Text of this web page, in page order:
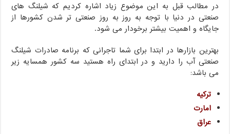
در مطالب قبل به این موضوع زیاد اشاره کردیم که شیلنگ های
صنعتی در دنیا با توجه به روز به روز صنعتی تر شدن کشورها از
جایگاه و اهمیت بیشتر برخودار می شود.
بهترین بازارها در ابتدا برای شما تاجرانی که برنامه صادرات شیلنگ
صنعتی آب را دارید و در ابتدای راه هستید سه کشور همسایه زیر
می باشد:
ترکیه
امارت
عراق